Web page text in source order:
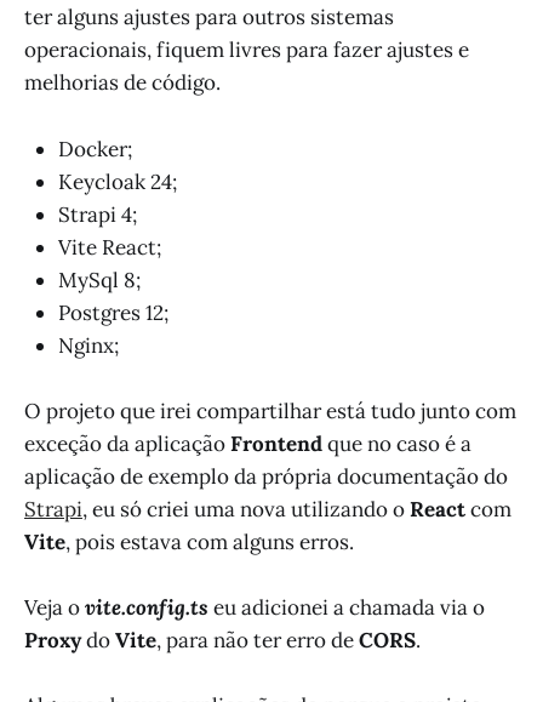
ter alguns ajustes para outros sistemas
operacionais, fiquem livres para fazer ajustes e
melhorias de código.
Docker;
Keycloak 24;
Strapi 4;
Vite React;
MySql 8;
Postgres 12;
Nginx;
O projeto que irei compartilhar está tudo junto com
exceção da aplicaçãoFrontendque no caso é a
aplicação de exemplo da própria documentação do
Strapi, eu só criei uma nova utilizando oReactcom
Vite, pois estava com alguns erros.
Veja ovite.config.ts eu adicionei a chamada via o
ProxydoVite, para não ter erro deCORS.